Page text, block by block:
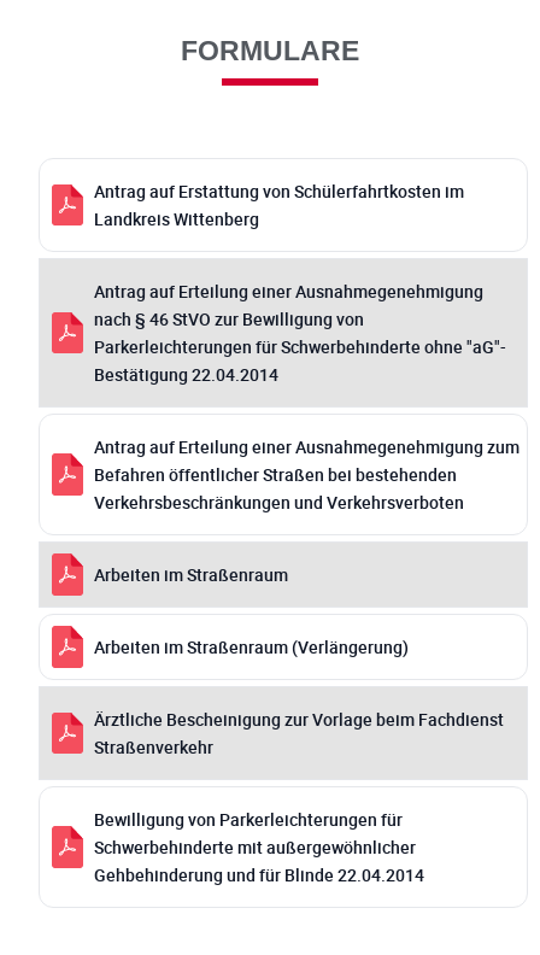
FORMULARE
Antrag auf Erstattung von Schülerfahrtkosten im
Landkreis Wittenberg
Antrag auf Erteilung einer Ausnahmegenehmigung
nach § 46 StVO zur Bewilligung von
Parkerleichterungen für Schwerbehinderte ohne "aG"-
Bestätigung 22.04.2014
Antrag auf Erteilung einer Ausnahmegenehmigung zum
Befahren öffentlicher Straßen bei bestehenden
Verkehrsbeschränkungen und Verkehrsverboten
Arbeiten im Straßenraum
Arbeiten im Straßenraum (Verlängerung)
Ärztliche Bescheinigung zur Vorlage beim Fachdienst
Straßenverkehr
Bewilligung von Parkerleichterungen für
Schwerbehinderte mit außergewöhnlicher
Gehbehinderung und für Blinde 22.04.2014